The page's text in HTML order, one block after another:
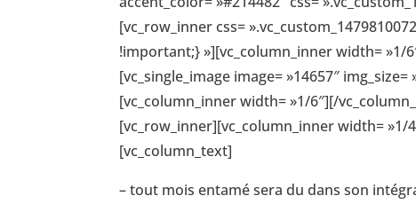
[vc_row_inner css=
!important;} »][vc_column_inner width= »1/
[vc_single_image image= »14657″
[vc_column_inner width= »1/6″][/
[vc_row_inner][vc_column_inner width=
[vc_column_text]
– tout mois entamé sera du dans son